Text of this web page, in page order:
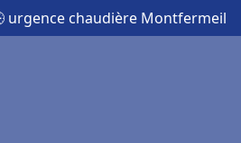
urgence chaudière Montfermeil